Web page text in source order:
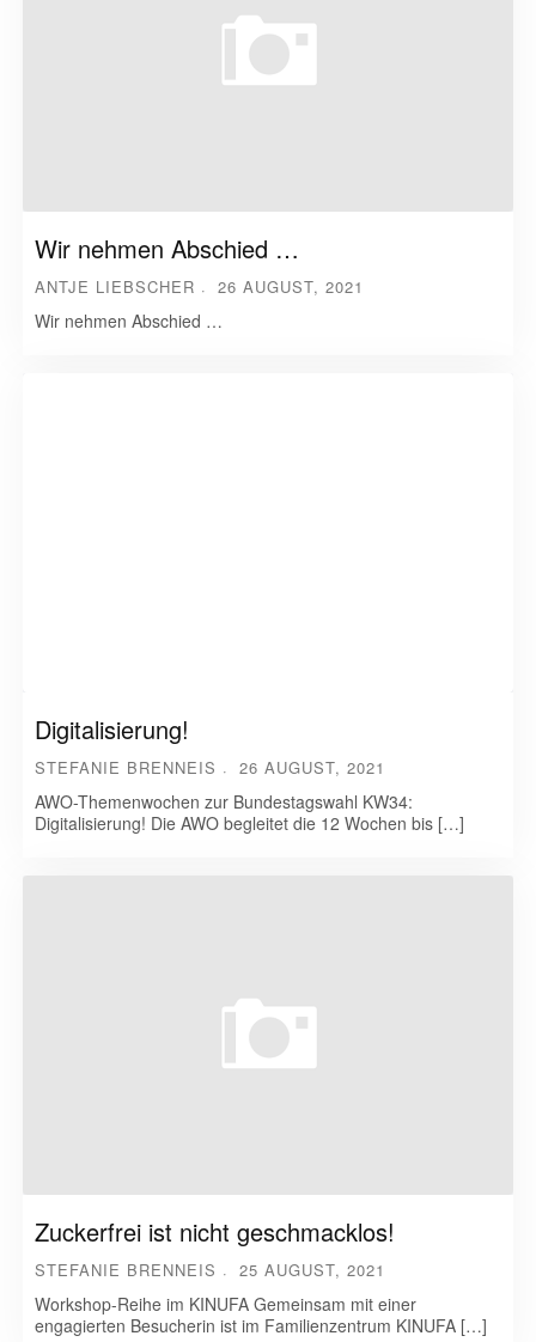
Wir nehmen Abschied …
ANTJE LIEBSCHER 26 AUGUST, 2021
Wir nehmen Abschied …
Digitalisierung!
STEFANIE BRENNEIS 26 AUGUST, 2021
AWO-Themenwochen zur Bundestagswahl KW34:
Digitalisierung! Die AWO begleitet die 12 Wochen bis […]
Zuckerfrei ist nicht geschmacklos!
STEFANIE BRENNEIS 25 AUGUST, 2021
Workshop-Reihe im KINUFA Gemeinsam mit einer
engagierten Besucherin ist im Familienzentrum KINUFA […]